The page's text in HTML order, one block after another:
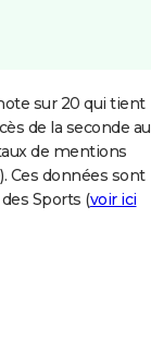
sur 20 qui tient
de la seconde au
de mentions
Ces données sont
Sports (voir ici